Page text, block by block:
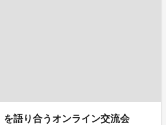
語り合うオンライン交流会